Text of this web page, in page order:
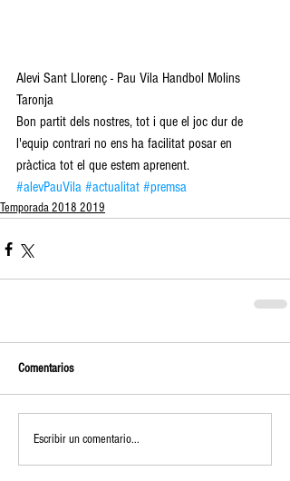
Alevi Sant Llorenç - Pau Vila Handbol Molins
Taronja
Bon partit dels nostres, tot i que el joc dur de
l'equip contrari no ens ha facilitat posar en
pràctica tot el que estem aprenent.
#alevPauVila #actualitat #premsa
Temporada 2018 2019
Comentarios
Escribir un comentario...